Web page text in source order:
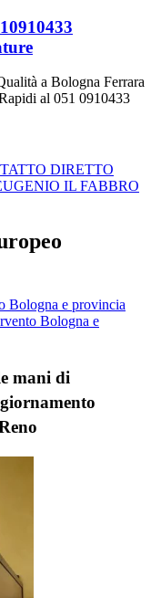
a Bologna Ferrara
al 051 0910433
DIRETTO
IL FABBRO
Bologna e provincia
Bologna e
mani di